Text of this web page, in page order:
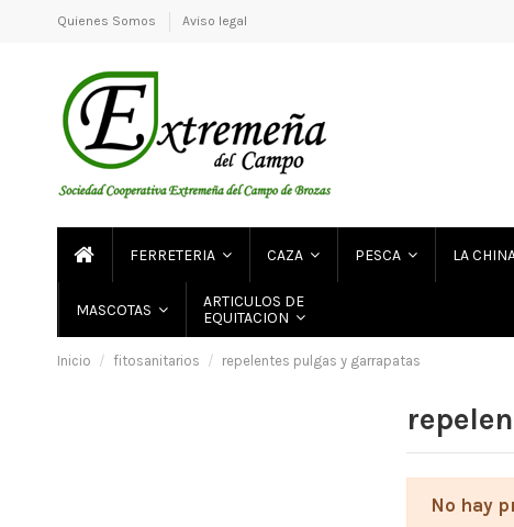
Quienes Somos Aviso legal
FERRETERIA CAZA PESCA LA
MASCOTAS
ARTICULOS DE
EQUITACION
Inicio fitosanitarios repelentes pulgas y garrapatas
No hay